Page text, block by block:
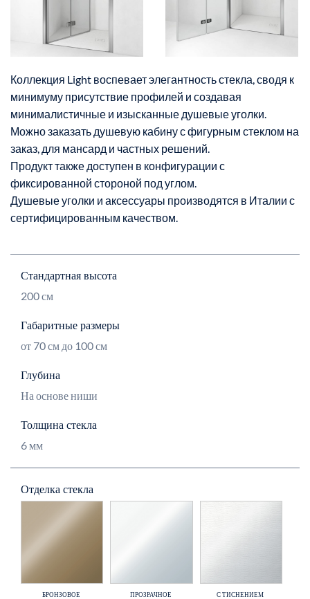
Коллекция Light воспевает элегантность стекла, сводя к
минимуму присутствие профилей и создавая
минималистичные и изысканные душевые уголки.
Можно заказать душевую кабину с фигурным стеклом на
заказ, для мансард и частных решений.
Продукт также доступен в конфигурации с
фиксированной стороной под углом.
Душевые уголки и аксессуары производятся в Италии с
сертифицированным качеством.
Стандартная высота
200 см
Габаритные размеры
от 70 см до 100 см
Глубина
На основе ниши
Толщина стекла
6 мм
Отделка стекла
БРОНЗОВОЕ ПРОЗРАЧНОЕ С ТИСНЕНИЕМ